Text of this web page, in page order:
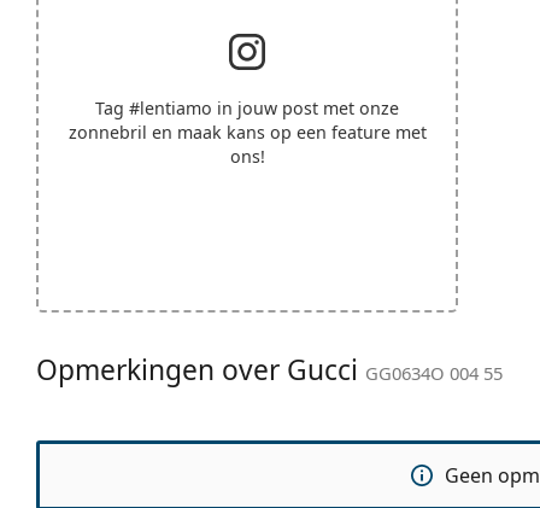
Tag #lentiamo in jouw post met onze
zonnebril en maak kans op een feature met
ons!
Opmerkingen over Gucci GG0634O 004 55
Geen